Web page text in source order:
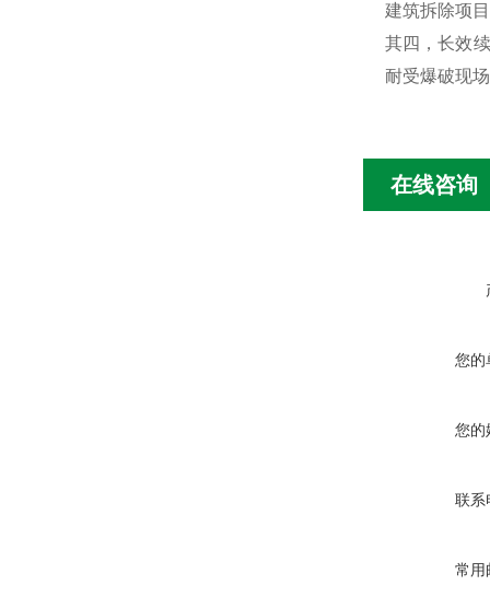
建筑拆除项
其四，长效
耐受爆破现
在线咨询
您的
您的
联系
常用